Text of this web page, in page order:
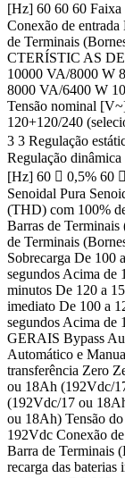
[Hz] 60 60 60
Conexão de
de Terminais
CTERÍSTIC AS
10000 VA/8000 W
8000 VA/6400 W
Tensão nominal
120+120/240
3 3 Regulação
Regulação
[Hz] 60  0,5% 60
Senoidal Pura
(THD) com 100%
Barras de
de Terminais
Sobrecarga De 100
segundos Acima de
minutos De 120 a
imediato De 100 a
segundos Acima
GERAIS Bypass
Automático e
transferência Zero
ou 18Ah (192Vdc/
(192Vdc/17 ou
ou 18Ah) Tensão
192Vdc Conexão
Barra de Terminais
recarga das baterias